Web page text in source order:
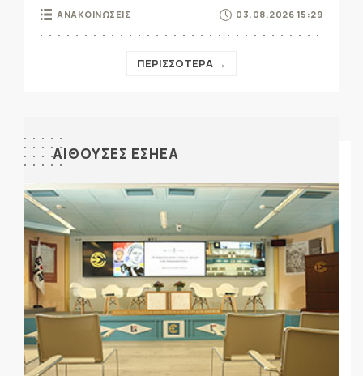
ΑΝΑΚΟΙΝΩΣΕΙΣ 03.08.2026 15:29
ΠΕΡΙΣΣΟΤΕΡΑ →
ΑΙΘΟΥΣΕΣ ΕΣΗΕΑ